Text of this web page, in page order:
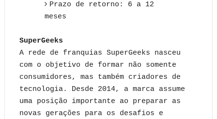
Prazo de retorno: 6 a 12
meses
SuperGeeks
A rede de franquias SuperGeeks nasceu
com o objetivo de formar não somente
consumidores, mas também criadores de
tecnologia. Desde 2014, a marca assume
uma posição importante ao preparar as
novas gerações para os desafios e